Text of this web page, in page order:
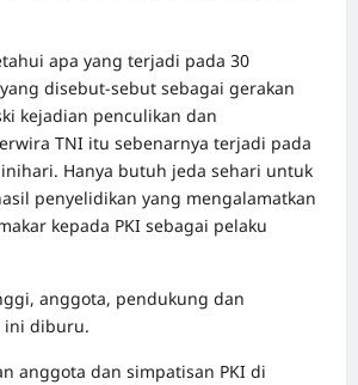
apa yang terjadi pada 30
disebut-sebut sebagai gerakan
kejadian penculikan dan
TNI itu sebenarnya terjadi pada
Hanya butuh jeda sehari untuk
penyelidikan yang mengalamatkan
kepada PKI sebagai pelaku
anggota, pendukung dan
ini diburu.
anggota dan simpatisan PKI di